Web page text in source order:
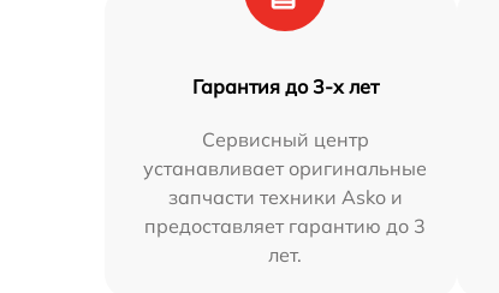
Гарантия до 3-х лет
Сервисный центр
устанавливает оригинальные
запчасти техники Asko и
предоставляет гарантию до 3
лет.